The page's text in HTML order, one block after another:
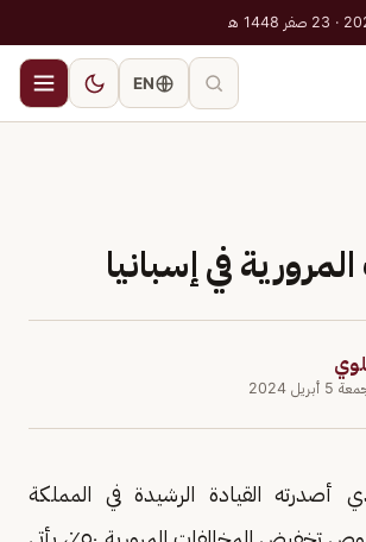
EN
في إسبانيا
أبريل 2024
أصدرته القيادة الرشيدة في المملكة